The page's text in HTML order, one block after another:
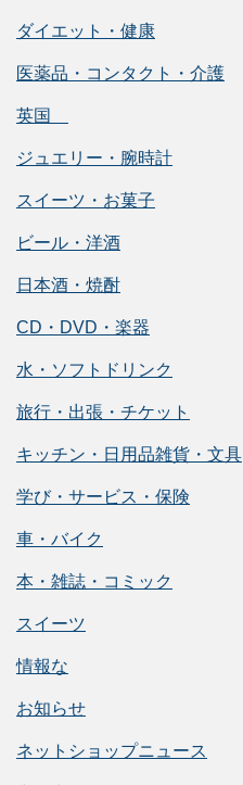
ダイエット・健康
医薬品・コンタクト・介護
英国
ジュエリー・腕時計
スイーツ・お菓子
ビール・洋酒
日本酒・焼酎
CD・DVD・楽器
水・ソフトドリンク
旅行・出張・チケット
キッチン・日用品雑貨・文具
学び・サービス・保険
車・バイク
本・雑誌・コミック
スイーツ
情報な
お知らせ
ネットショップニュース